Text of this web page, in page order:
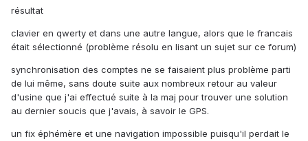
résultat
clavier en qwerty et dans une autre langue, alors que le francais
était sélectionné (problème résolu en lisant un sujet sur ce forum)
synchronisation des comptes ne se faisaient plus problème parti
de lui même, sans doute suite aux nombreux retour au valeur
d'usine que j'ai effectué suite à la maj pour trouver une solution
au dernier soucis que j'avais, à savoir le GPS.
un fix éphémère et une navigation impossible puisqu'il perdait le